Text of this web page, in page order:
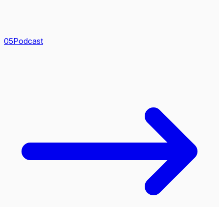
05Podcast